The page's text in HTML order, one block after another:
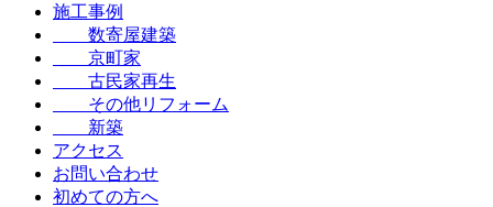
施工事例
数寄屋建築
京町家
古民家再生
その他リフォーム
新築
アクセス
お問い合わせ
初めての方へ